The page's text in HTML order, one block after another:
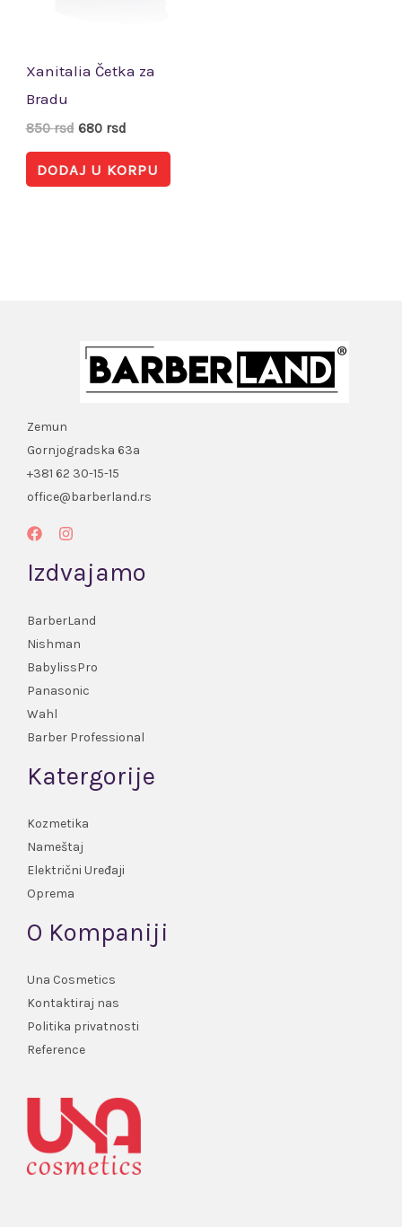
Xanitalia Četka za
Bradu
850rsd 680 rsd
DODAJ U KORPU
Zemun
Gornjogradska 63a
+381 62 30-15-15
office@barberland.rs
Izdvajamo
BarberLand
Nishman
BabylissPro
Panasonic
Wahl
Barber Professional
Katergorije
Kozmetika
Nameštaj
Električni Uređaji
Oprema
O Kompaniji
Una Cosmetics
Kontaktiraj nas
Politika privatnosti
Reference